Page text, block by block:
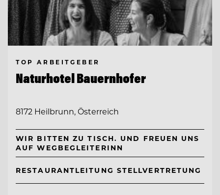
TOP ARBEITGEBER
Naturhotel Bauernhofer
8172 Heilbrunn, Österreich
WIR BITTEN ZU TISCH. UND FREUEN UNS
AUF WEGBEGLEITERINN
RESTAURANTLEITUNG STELLVERTRETUNG